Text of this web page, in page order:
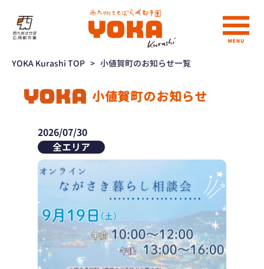
YOKA Kurashi TOP > 小値賀町のお知らせ一覧
小値賀町のお知らせ
2026/07/30
全エリア